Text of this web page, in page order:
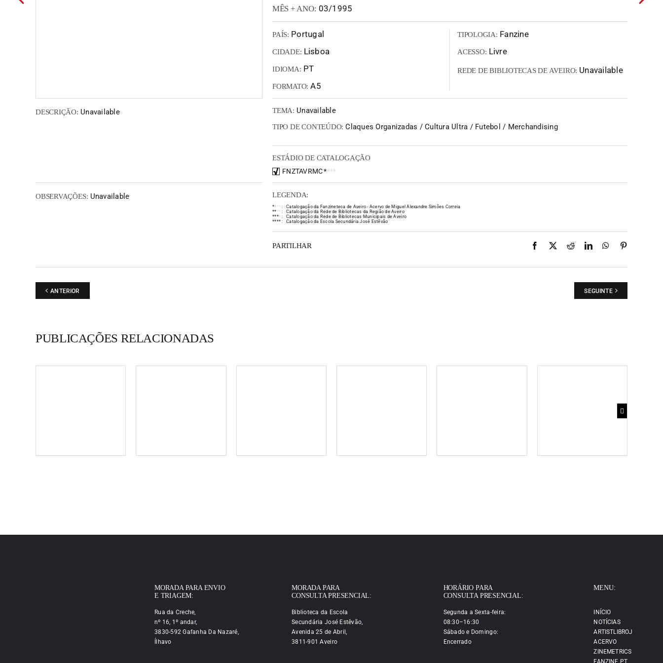
MÊS + ANO: 03/1995
PAÍS: Portugal
CIDADE: Lisboa
IDIOMA: PT
FORMATO: A5
TIPOLOGIA: Fanzine
ACESSO: Livre
REDE DE BIBLIOTECAS DE AVEIRO: Unavailable
DESCRIÇÃO: Unavailable TEMA: Unavailable
TIPO DE CONTEÚDO: Claques Organizadas / Cultura Ultra / Futebol / Merchandising
ESTÁDIO DE CATALOGAÇÃO
FNZTAVRMC****
OBSERVAÇÕES: Unavailable LEGENDA:
** * * :
Catalogação da Fanzineteca de Aveiro - Acervo de Miguel Alexandre Simões Correia
** * * :
Catalogação da Rede de Bibliotecas da Região de Aveiro
**** :
Catalogação da Rede de Bibliotecas Municipais de Aveiro
**** : Catalogação da Escola Secundária José Estêvão
PARTILHAR Facebook
X RedditLinkedInWhatsApp
ANTERIOR SEGUINTE
PUBLICAÇÕES RELACIONADAS
MORADA PARA ENVIO
E TRIAGEM:
Rua da Creche,
nº 16, 1º andar,
3830-592 Gafanha Da Nazaré,
Ílhavo
MORADA PARA
CONSULTA PRESENCIAL:
Biblioteca da Escola
Secundária José Estêvão,
Avenida 25 de Abril,
3811-901 Aveiro
HORÁRIO PARA
CONSULTA PRESENCIAL:
Segunda a Sexta-feira:
08:30–16:30
Sábado e Domingo:
Encerrado
MENU:
INÍCIO
NOTÍCIAS
ARTISTLIBROJ
ACERVO
ZINEMETRICS